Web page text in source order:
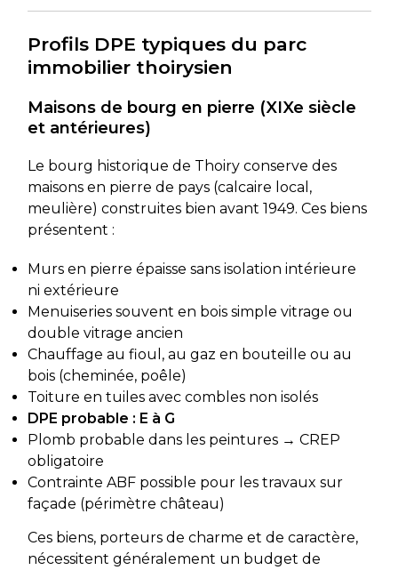
Profils DPE typiques du parc
immobilier thoirysien
Maisons de bourg en pierre (XIXe siècle
et antérieures)
Le bourg historique de Thoiry conserve des
maisons en pierre de pays (calcaire local,
meulière) construites bien avant 1949. Ces biens
présentent :
Murs en pierre épaisse sans isolation intérieure
ni extérieure
Menuiseries souvent en bois simple vitrage ou
double vitrage ancien
Chauffage au fioul, au gaz en bouteille ou au
bois (cheminée, poêle)
Toiture en tuiles avec combles non isolés
DPE probable : E à G
Plomb probable dans les peintures → CREP
obligatoire
Contrainte ABF possible pour les travaux sur
façade (périmètre château)
Ces biens, porteurs de charme et de caractère,
nécessitent généralement un budget de